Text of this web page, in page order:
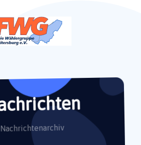
Nachrichtenarchiv